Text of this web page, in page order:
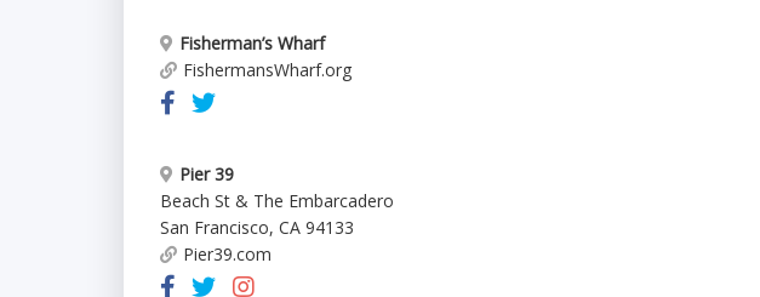
Fisherman’s Wharf
FishermansWharf.org
Pier 39
Beach St & The Embarcadero
San Francisco, CA 94133
Pier39.com